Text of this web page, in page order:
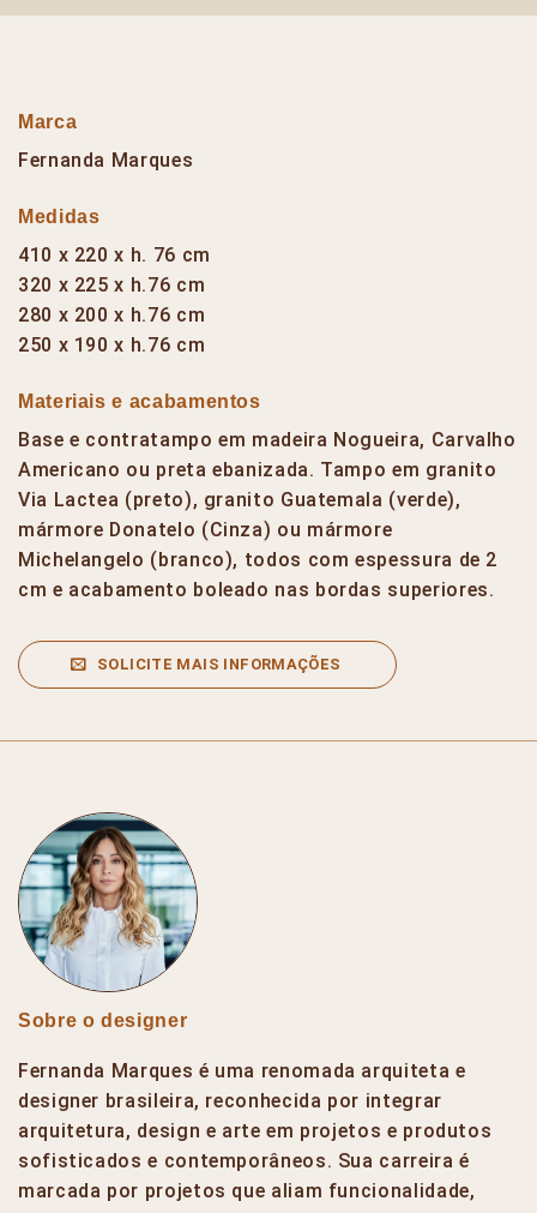
Marca
Fernanda Marques
Medidas
410 x 220 x h. 76 cm
320 x 225 x h.76 cm
280 x 200 x h.76 cm
250 x 190 x h.76 cm
Materiais e acabamentos
Base e contratampo em madeira Nogueira, Carvalho
Americano ou preta ebanizada. Tampo em granito
Via Lactea (preto), granito Guatemala (verde),
mármore Donatelo (Cinza) ou mármore
Michelangelo (branco), todos com espessura de 2
cm e acabamento boleado nas bordas superiores.
SOLICITE MAIS INFORMAÇÕES
Sobre o designer
Fernanda Marques é uma renomada arquiteta e
designer brasileira, reconhecida por integrar
arquitetura, design e arte em projetos e produtos
sofisticados e contemporâneos. Sua carreira é
marcada por projetos que aliam funcionalidade,